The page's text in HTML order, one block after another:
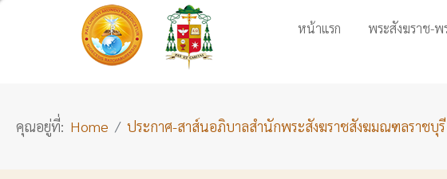
หน้าแรก พระสังฆราช-พ
คุณอยู่ที่: Home ประกาศ-สาส์นอภิบาลสำนักพระสังฆราชสังฆมณฑลราชบุรี